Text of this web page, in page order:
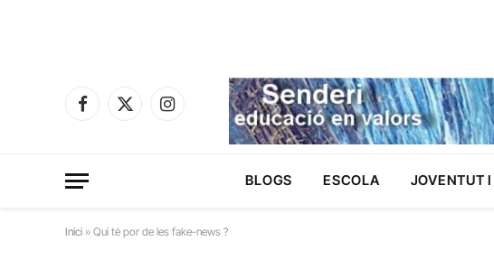
Facebook
X
Instagram
BLOGS ESCOLA JOVENTUT
Inici » Qui té por de les fake-news ?